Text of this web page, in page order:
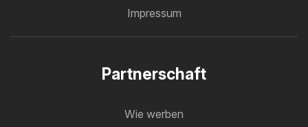
Impressum
Partnerschaft
Wie werben